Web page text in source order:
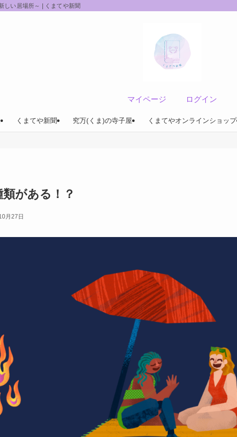
しい居場所～ | くまてや新聞
くまてや新聞 究万(くま)の寺子屋 くまてやオンラインショップ
マイページ ログイン
類がある！？
月27日